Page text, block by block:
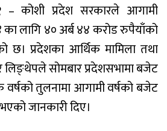
– कोशी प्रदेश सरकारले आगामी
लागि ४० अर्ब ४४ करोड रुपैयाँको
छ। प्रदेशका आर्थिक मामिला तथा
लिङ्थेपले सोमबार प्रदेशसभामा बजेट
वर्षको तुलनामा आगामी वर्षको बजेट
जानकारी दिए।